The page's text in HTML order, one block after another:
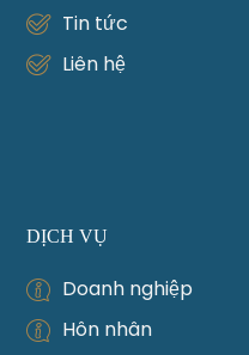
Tin tức
Liên hệ
DỊCH VỤ
Doanh nghiệp
Hôn nhân